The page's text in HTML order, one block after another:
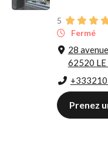
5
Fermé
28
62520 LE
Prenez